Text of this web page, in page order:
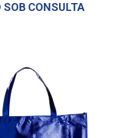
SOB CONSULTA